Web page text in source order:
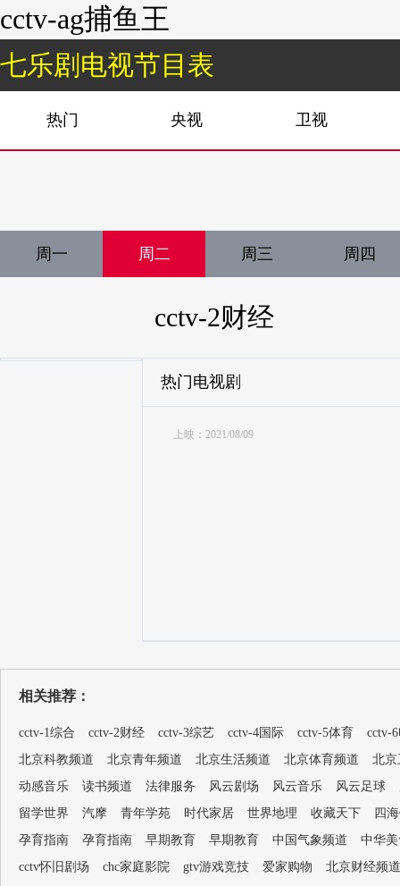
cctv-ag捕鱼王
七乐剧电视节目表
热门 央视 卫视
周一 周二 周三 周四
cctv-2财经
热门电视剧
上映：2021/08/09
相关推荐：
cctv-1综合 cctv-2财经 cctv-3综艺 cctv-4国际 cctv-5体育
cctv-
北京科教频道
北京青年频道 北京生活频道 北京体育频道
北京
动感音乐
读书频道 法律服务 风云剧场 风云音乐 风云足球
留学世界
汽摩 青年学苑 时代家居 世界地理 收藏天下
四
孕育指南
孕育指南 早期教育 早期教育 中国气象频道
中华
cctv怀旧剧场
chc家庭影院 gtv游戏竞技 爱家购物
北京财经频道